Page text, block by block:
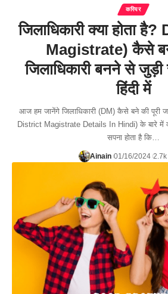
करियर
जिलाधिकारी क्या होता
Magistrate) कैसे
जिलाधिकारी बनने से जुड़ी
हिंदी में
आज हम जानेंगे जिलाधिकारी (DM) कैसे बने की पूरी
District Magistrate Details In Hindi) के बारे में
सपना होता है कि…
Ainain 01/16/2024